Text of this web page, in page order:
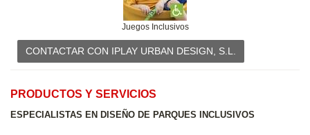
Juegos Inclusivos
CONTACTAR CON IPLAY URBAN DESIGN, S.L.
PRODUCTOS Y SERVICIOS
ESPECIALISTAS EN DISEÑO DE PARQUES INCLUSIVOS